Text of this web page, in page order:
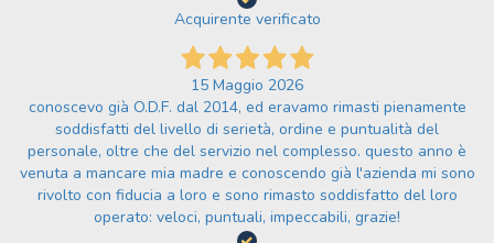
Acquirente verificato
15 Maggio 2026
conoscevo già O.D.F. dal 2014, ed eravamo rimasti pienamente
soddisfatti del livello di serietà, ordine e puntualità del
personale, oltre che del servizio nel complesso. questo anno è
venuta a mancare mia madre e conoscendo già l'azienda mi sono
rivolto con fiducia a loro e sono rimasto soddisfatto del loro
operato: veloci, puntuali, impeccabili, grazie!